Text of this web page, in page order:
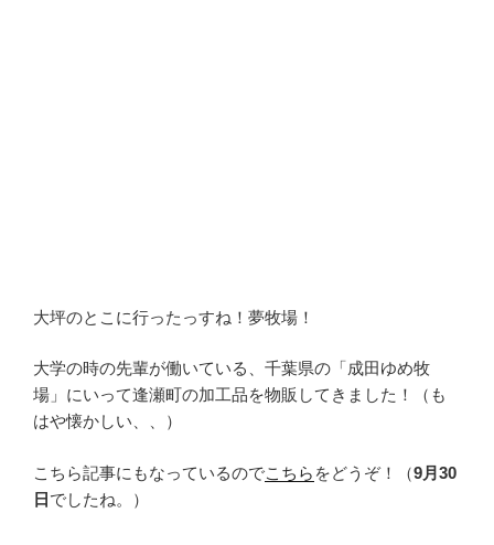
大坪のとこに行ったっすね！夢牧場！
大学の時の先輩が働いている、千葉県の「成田ゆめ牧
場」にいって逢瀬町の加工品を物販してきました！（も
はや懐かしい、、）
こちら記事にもなっているのでこちら をどうぞ！（9月30
日 でしたね。）